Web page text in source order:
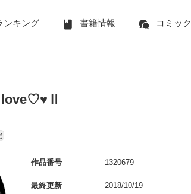
ンキング 書籍情報 コミック
love♡♥Ⅱ
作品番号 1320679
最終更新 2018/10/19